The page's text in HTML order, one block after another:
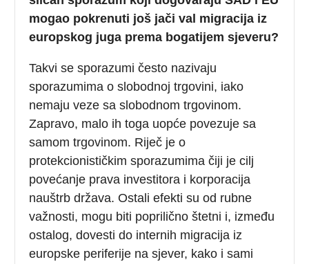
mogao pokrenuti još jači val migracija iz
europskog juga prema bogatijem sjeveru?
Takvi se sporazumi često nazivaju
sporazumima o slobodnoj trgovini, iako
nemaju veze sa slobodnom trgovinom.
Zapravo, malo ih toga uopće povezuje sa
samom trgovinom. Riječ je o
protekcionističkim sporazumima čiji je cilj
povećanje prava investitora i korporacija
nauštrb država. Ostali efekti su od rubne
važnosti, mogu biti poprilično štetni i, između
ostalog, dovesti do internih migracija iz
europske periferije na sjever, kako i sami